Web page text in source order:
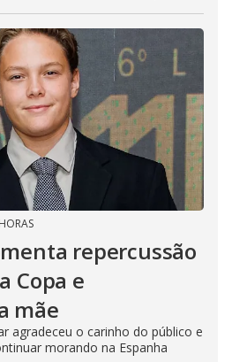
repercussão
Copa e
mãe
agradeceu o carinho do público e
morando na Espanha